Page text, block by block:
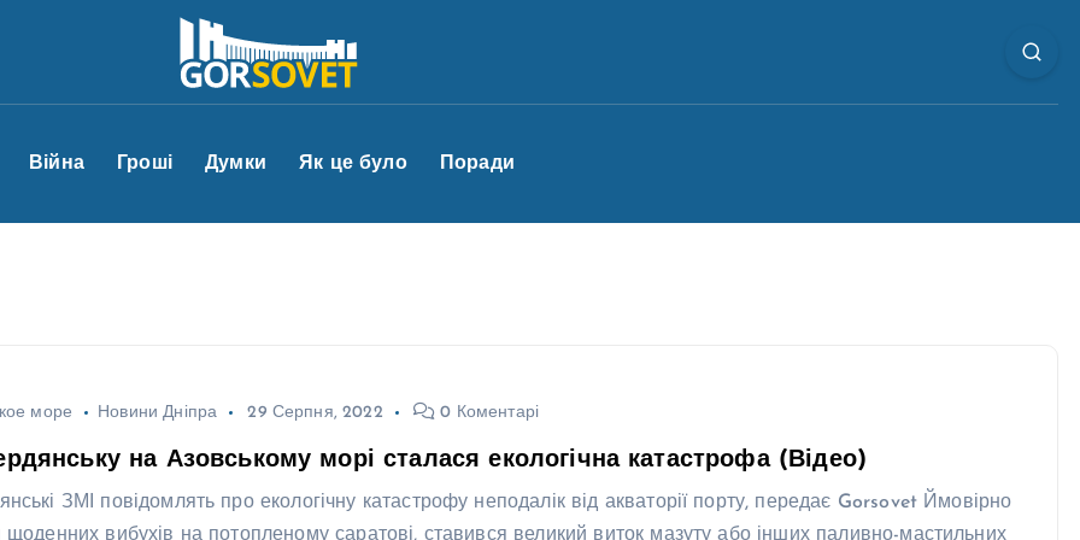
Війна Гроші Думки Як це було Поради
море Новини Дніпра 29 Серпня, 2022 0 Коментарі
на Азовському морі сталася екологічна катастрофа (Відео)
ЗМІ повідомлять про екологічну катастрофу неподалік від акваторії порту, передає Gorsovet Ймовірно
щоденних вибухів на потопленому саратові, ставився великий виток мазуту або інших паливно-мастильних